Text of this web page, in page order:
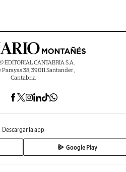
CANTABRIA S.A.
38, 39011 Santander ,
Cantabria
Descargar la app
Google Play